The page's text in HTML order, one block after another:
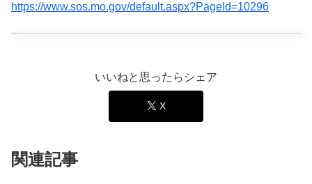
https://www.sos.mo.gov/default.aspx?PageId=10296
いいねと思ったらシェア
X
関連記事